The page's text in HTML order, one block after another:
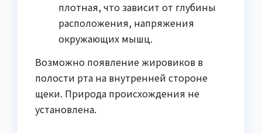
плотная, что зависит от глубины
расположения, напряжения
окружающих мышц.
Возможно появление жировиков в
полости рта на внутренней стороне
щеки. Природа происхождения не
установлена.